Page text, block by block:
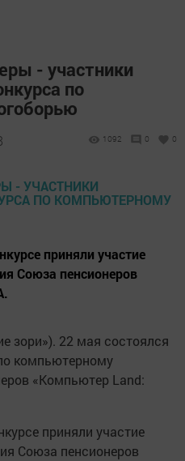
- участники
по
1092 0 0
приняли участие
Союза пенсионеров
зори»). 22 мая состоялся
компьютерному
«Компьютер Land:
приняли участие
Союза пенсионеров